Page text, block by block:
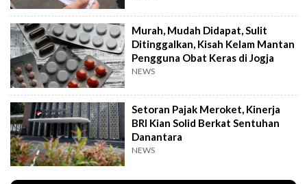
Murah, Mudah Didapat, Sulit
Ditinggalkan, Kisah Kelam Mantan
Pengguna Obat Keras di Jogja
NEWS
Setoran Pajak Meroket, Kinerja
BRI Kian Solid Berkat Sentuhan
Danantara
NEWS